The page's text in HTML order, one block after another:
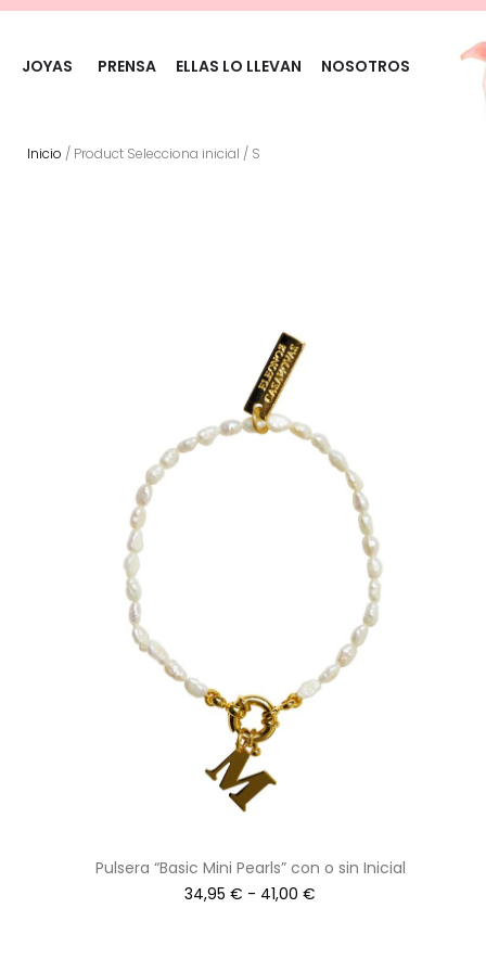
JOYAS PRENSA ELLAS LO LLEVAN NOSOTROS
Inicio / Product Selecciona inicial / S
Pulsera “Basic Mini Pearls” con o sin Inicial
34,95€ - 41,00€